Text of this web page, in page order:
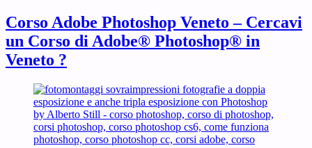
Corso Adobe Photoshop Veneto – Cercavi
un Corso di Adobe® Photoshop® in
Veneto ?